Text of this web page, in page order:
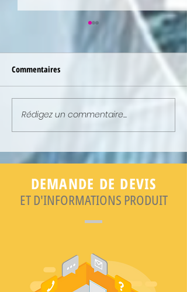
NEWSLETTER : ELLE EST EN
LIGNE !
Commentaires
Rédigez un commentaire...
DEMANDE DE DEVIS
ET D'INFORMATIONS PRODUIT